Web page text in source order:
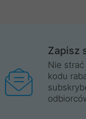
Zapisz
Nie
kodu